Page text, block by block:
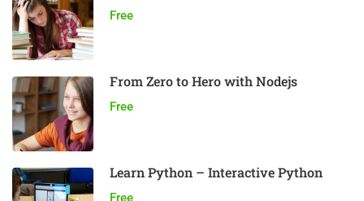
Free
From Zero to Hero with Nodejs
Free
Learn Python – Interactive Python
Free